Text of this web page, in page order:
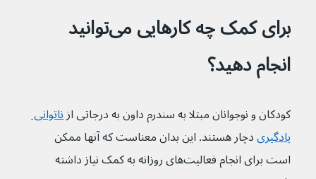
برای کمک چه کارهایی می‌توانید
انجام دهید؟
کودکان و نوجوانان مبتلا به سندرم داون به درجاتی از ناتوانی
یادگیری دچار هستند. این بدان معناست که آنها ممکن
است برای انجام فعالیت‌های روزانه به کمک نیاز داشته